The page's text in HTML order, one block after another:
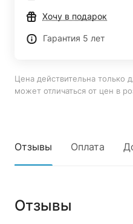
Хочу в подарок
Гарантия 5 лет
Цена действительна только
может отличаться от цен в
Отзывы Оплата
Отзывы